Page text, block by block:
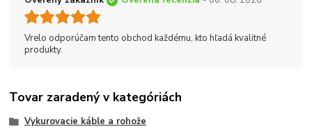
Vrelo odporúčam tento obchod každému, kto hľadá kvalitné
produkty.
Tovar zaradený v kategóriách
Vykurovacie káble a rohože